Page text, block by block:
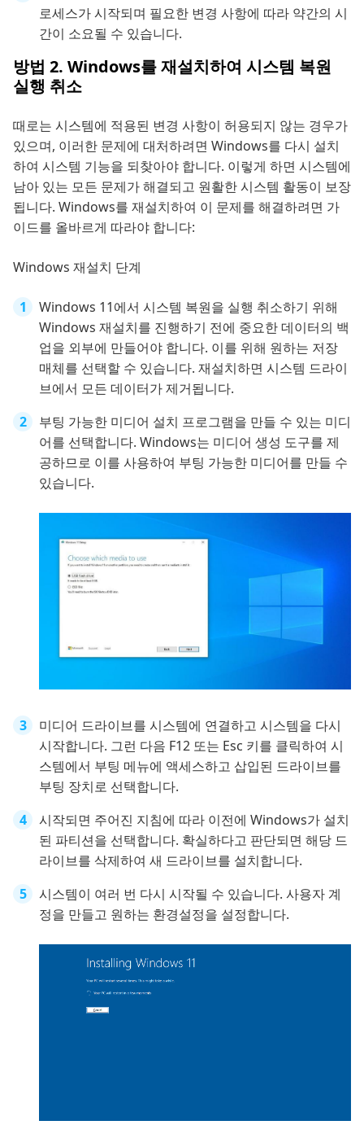
로세스가 시작되며 필요한 변경 사항에 따라 약간의 시
간이 소요될 수 있습니다.
방법 2. Windows를 재설치하여 시스템 복원
실행 취소
때로는 시스템에 적용된 변경 사항이 허용되지 않는 경우가
있으며, 이러한 문제에 대처하려면 Windows를 다시 설치
하여 시스템 기능을 되찾아야 합니다. 이렇게 하면 시스템에
남아 있는 모든 문제가 해결되고 원활한 시스템 활동이 보장
됩니다. Windows를 재설치하여 이 문제를 해결하려면 가
이드를 올바르게 따라야 합니다:
Windows 재설치 단계
Windows 11에서 시스템 복원을 실행 취소하기 위해
Windows 재설치를 진행하기 전에 중요한 데이터의 백
업을 외부에 만들어야 합니다. 이를 위해 원하는 저장
매체를 선택할 수 있습니다. 재설치하면 시스템 드라이
브에서 모든 데이터가 제거됩니다.
부팅 가능한 미디어 설치 프로그램을 만들 수 있는 미디
어를 선택합니다. Windows는 미디어 생성 도구를 제
공하므로 이를 사용하여 부팅 가능한 미디어를 만들 수
있습니다.
미디어 드라이브를 시스템에 연결하고 시스템을 다시
시작합니다. 그런 다음 F12 또는 Esc 키를 클릭하여 시
스템에서 부팅 메뉴에 액세스하고 삽입된 드라이브를
부팅 장치로 선택합니다.
시작되면 주어진 지침에 따라 이전에 Windows가 설치
된 파티션을 선택합니다. 확실하다고 판단되면 해당 드
라이브를 삭제하여 새 드라이브를 설치합니다.
시스템이 여러 번 다시 시작될 수 있습니다. 사용자 계
정을 만들고 원하는 환경설정을 설정합니다.